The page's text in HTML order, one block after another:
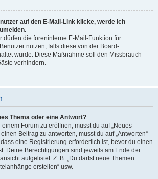
auf den E-Mail-Link klicke, werde ich
dürfen die foreninterne E-Mail-Funktion für
nutzen, falls diese von der Board-
wurde. Diese Maßnahme soll den Missbrauch
verhindern.
Thema oder eine Antwort?
Forum zu eröffnen, musst du auf „Neues
Beitrag zu antworten, musst du auf „Antworten“
eine Registrierung erforderlich ist, bevor du einen
Deine Berechtigungen sind jeweils am Ende der
aufgelistet. Z. B. „Du darfst neue Themen
erstellen“ usw.